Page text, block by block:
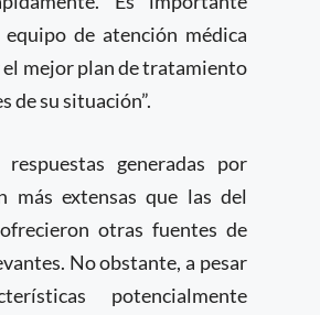
de atención médica
mejor plan de tratamiento
de su situación”.
generadas por
más extensas que las del
otras fuentes de
No obstante, a pesar
potencialmente